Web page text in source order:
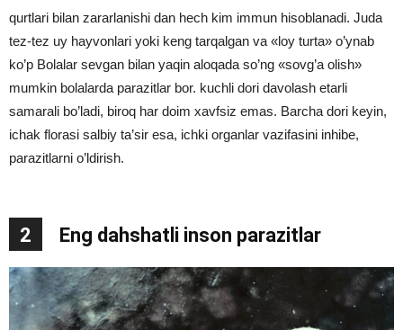
qurtlari bilan zararlanishi dan hech kim immun hisoblanadi. Juda
tez-tez uy hayvonlari yoki keng tarqalgan va «loy turta» o’ynab
ko’p Bolalar sevgan bilan yaqin aloqada so’ng «sovg’a olish»
mumkin bolalarda parazitlar bor. kuchli dori davolash etarli
samarali bo’ladi, biroq har doim xavfsiz emas. Barcha dori keyin,
ichak florasi salbiy ta’sir esa, ichki organlar vazifasini inhibe,
parazitlarni o’ldirish.
2 Eng dahshatli inson parazitlar